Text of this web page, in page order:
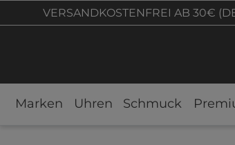
VERSANDKOSTENFREI AB 30€
Marken Uhren Schmuck